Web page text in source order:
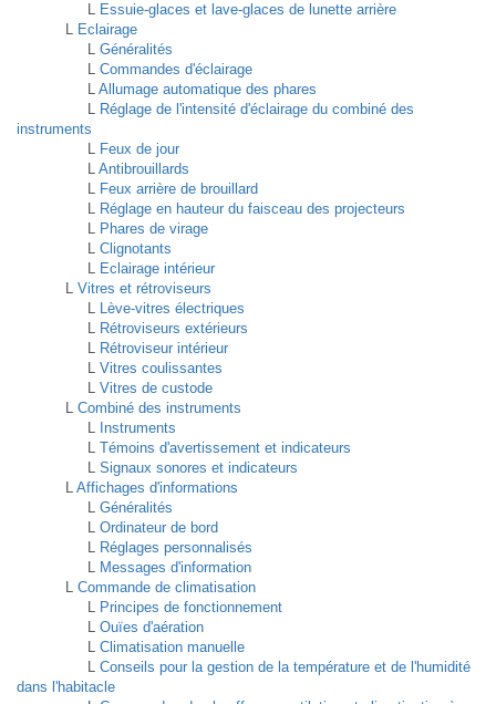
L Essuie-glaces et lave-glaces de lunette arrière
L Eclairage
L Généralités
L Commandes d'éclairage
L Allumage automatique des phares
L Réglage de l'intensité d'éclairage du combiné des
instruments
L Feux de jour
L Antibrouillards
L Feux arrière de brouillard
L Réglage en hauteur du faisceau des projecteurs
L Phares de virage
L Clignotants
L Eclairage intérieur
L Vitres et rétroviseurs
L Lève-vitres électriques
L Rétroviseurs extérieurs
L Rétroviseur intérieur
L Vitres coulissantes
L Vitres de custode
L Combiné des instruments
L Instruments
L Témoins d'avertissement et indicateurs
L Signaux sonores et indicateurs
L Affichages d'informations
L Généralités
L Ordinateur de bord
L Réglages personnalisés
L Messages d'information
L Commande de climatisation
L Principes de fonctionnement
L Ouïes d'aération
L Climatisation manuelle
L Conseils pour la gestion de la température et de l'humidité
dans l'habitacle